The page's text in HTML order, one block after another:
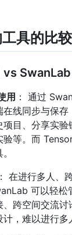
具的比较
SwanLab
用 ： 通过
在线同步与保
项目、分享实
验等。而
在进行多人、
可以轻松
、跨空间交流
，难以进行多